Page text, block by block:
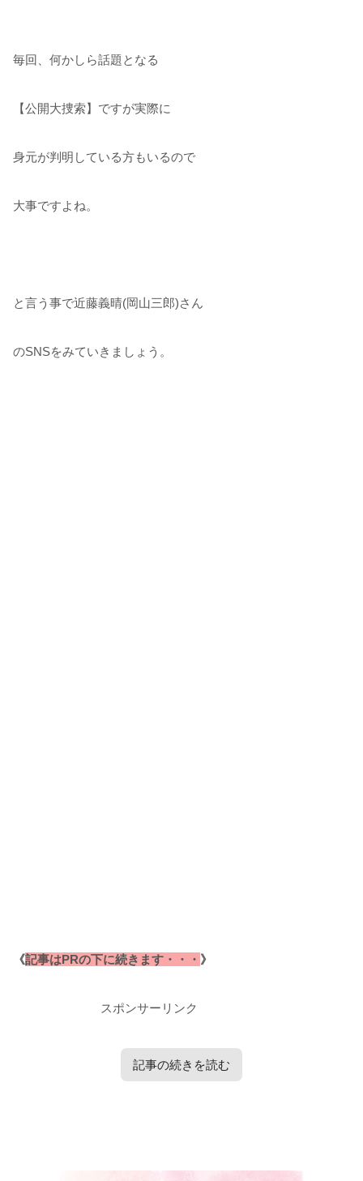
毎回、何かしら話題となる
【公開大捜索】ですが実際に
身元が判明している方もいるので
大事ですよね。
と言う事で近藤義晴(岡山三郎)さん
のSNSをみていきましょう。
《記事はPRの下に続きます・・・ 》
スポンサーリンク
記事の続きを読む